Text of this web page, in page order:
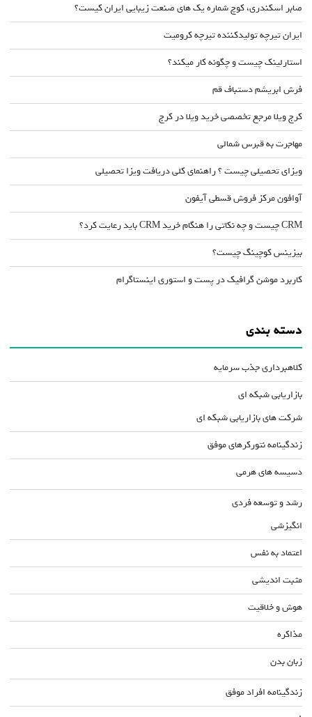
صابر اسکندری، کوچ شماره یک های صنعت زیبایی ایران کیست؟
ایران تیرچه تولیدکننده تیرچه کرومیت
استارلینک چیست و چگونه کار میکند؟
فرش ابریشم دستباف قم
کرج ویلا مرجع تخصصی خرید ویلا در کرج
مهاجرت به قبرس شمالی
ویزای تحصیلی چیست ؟ راهنمای کلی دریافت ویزا تحصیلی
آوافون مرکز فروش قسطی آیفون
CRM چیست و چه نکاتی را هنگام خرید CRM باید رعایت کرد؟
بیزینس کوچینگ چیست؟
کاربرد موشن گرافیک در پست و استوری اینستاگرام
دسته بندی
کلاهبرداری جذب سرمایه
بازاریابی شبکه ای
شرکت های بازاریابی شبکه ای
زندگینامه نتورکرهای موفق
دسیسه های هرمی
رشد و توسعه فردی
انگیزشی
اعتماد به نفس
مثبت اندیشی
هوش و خلاقیت
مذاکره
زبان بدن
زندگینامه افراد موفق